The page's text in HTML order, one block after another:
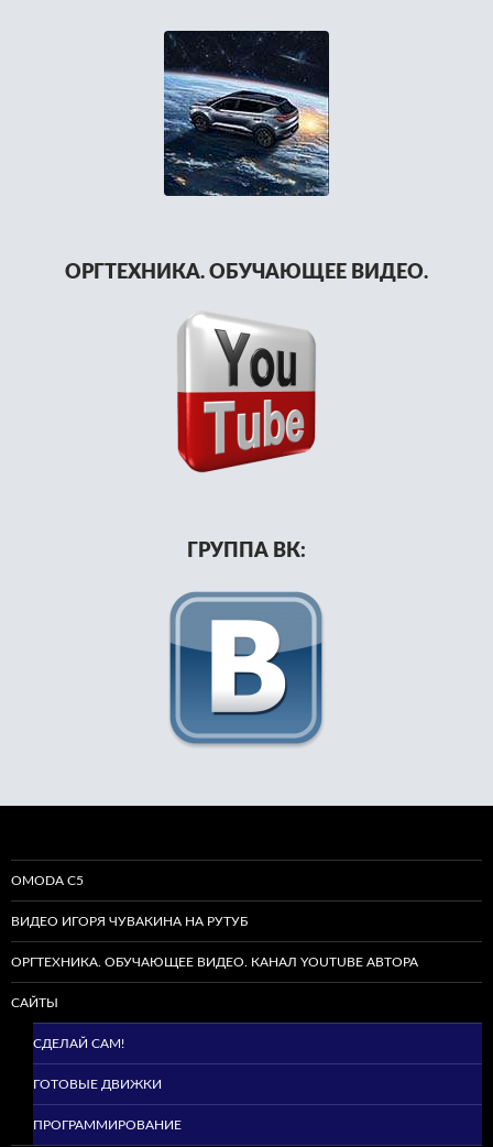
ОРГТЕХНИКА. ОБУЧАЮЩЕЕ ВИДЕО.
ГРУППА ВК:
OMODA C5
ВИДЕО ИГОРЯ ЧУВАКИНА НА РУТУБ
ОРГТЕХНИКА. ОБУЧАЮЩЕЕ ВИДЕО. КАНАЛ YOUTUBE АВТОРА
САЙТЫ
СДЕЛАЙ САМ!
ГОТОВЫЕ ДВИЖКИ
ПРОГРАММИРОВАНИЕ